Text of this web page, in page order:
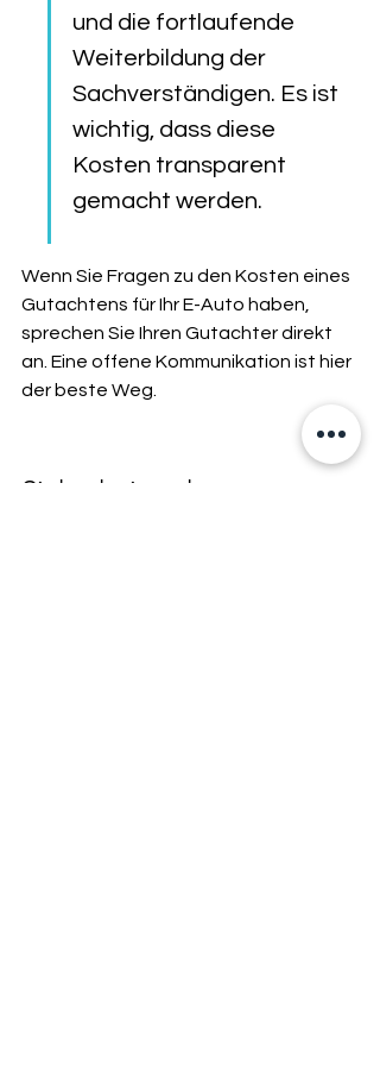
und die fortlaufende
Weiterbildung der
Sachverständigen. Es ist
wichtig, dass diese
Kosten transparent
gemacht werden.
Wenn Sie Fragen zu den Kosten eines
Gutachtens für Ihr E-Auto haben,
sprechen Sie Ihren Gutachter direkt
an. Eine offene Kommunikation ist hier
der beste Weg.
Sicherheit geht vor: